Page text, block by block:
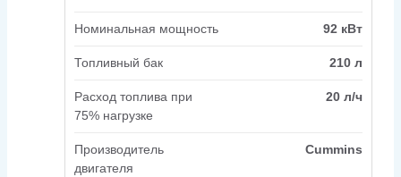
Номинальная мощность 92 кВт
Топливный бак 210 л
Расход топлива при
75% нагрузке
20 л/ч
Производитель
двигателя
Cummins